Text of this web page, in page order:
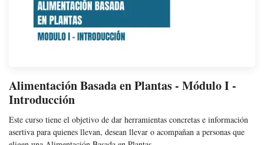
Alimentación Basada en Plantas - Módulo I -
Introducción
Este curso tiene el objetivo de dar herramientas concretas e información
asertiva para quienes llevan, desean llevar o acompañan a personas que